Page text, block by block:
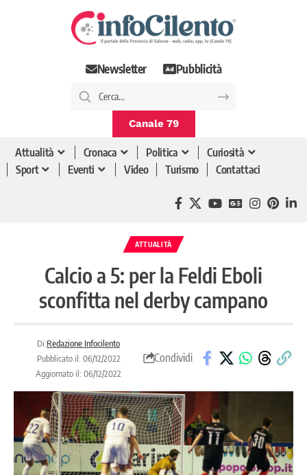
Newsletter Pubblicità
Canale 79
Attualità Cronaca Politica
Curiosità
Sport
Eventi Video Turismo Contattaci
ATTUALITÀ
Calcio a 5: per la Feldi Eboli
sconfitta nel derby campano
Di:Redazione Infocilento
Pubblicato il: 06/12/2022
Aggiornato il: 06/12/2022
Condividi